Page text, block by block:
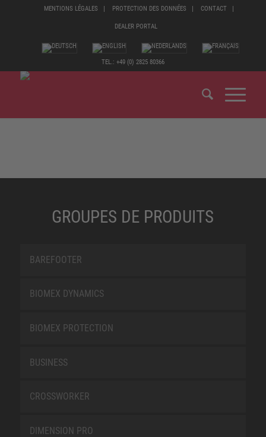
MENTIONS LÉGALES PROTECTION DES DONNÉES CONTACT
DEALER PORTAL
TEL.: +49 (0) 2825 80366
GROUPES DE PRODUITS
BAREFOOTER
BIOMEX DYNAMICS
BIOMEX PROTECTION
BUSINESS
CROSSWORKER
DIMENSION PRO